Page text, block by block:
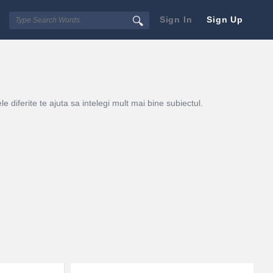
Sign In Sign Up
diferite te ajuta sa intelegi mult mai bine subiectul.